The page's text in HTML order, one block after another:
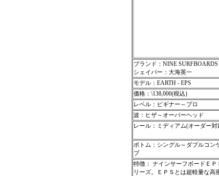
ブランド：NINE SURFBOARDS
シェイパー：大海英一
モデル：EARTH - EPS
価格：\138,000(税込)
レベル：ビギナー～プロ
波：ヒザ～オーバーヘッド
レール：ミディアム(オーダー対
ボトム：シングル～ダブルコン
ブ
特徴： ナインサーフボードＥＰ
リーズ。ＥＰＳとは超軽量な高